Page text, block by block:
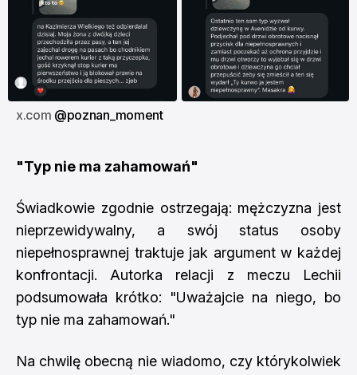
x.com @poznan_moment
"Typ nie ma zahamowań"
Świadkowie zgodnie ostrzegają: mężczyzna jest
nieprzewidywalny, a swój status osoby
niepełnosprawnej traktuje jak argument w każdej
konfrontacji. Autorka relacji z meczu Lechii
podsumowała krótko: "Uważajcie na niego, bo
typ nie ma zahamowań."
Na chwilę obecną nie wiadomo, czy którykolwiek